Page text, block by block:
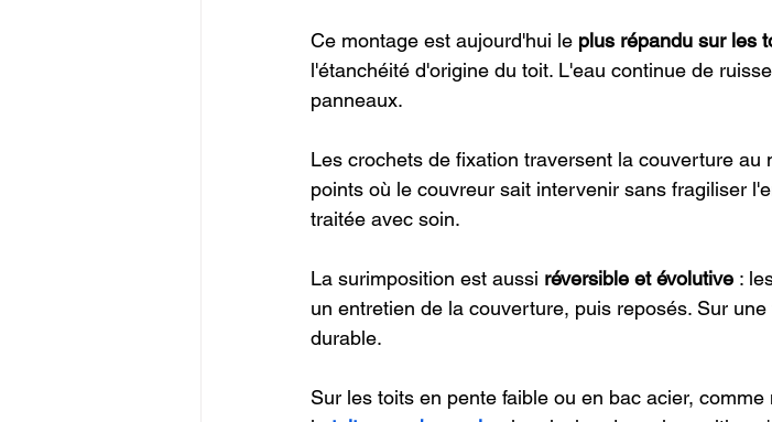
Ce montage est aujourd'hui le plus répandu sur les
l'étanchéité d'origine du toit. L'eau continue de
panneaux.
Les crochets de fixation traversent la couverture au
points où le couvreur sait intervenir sans fragiliser
traitée avec soin.
La surimposition est aussi réversible et évolutive :
un entretien de la couverture, puis reposés. Sur
durable.
Sur les toits en pente faible ou en bac acier,